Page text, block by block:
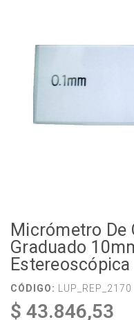
Micrómetro De
Graduado
Estereoscópica
CÓDIGO: LUP_REP_2170
$ 43.846,53